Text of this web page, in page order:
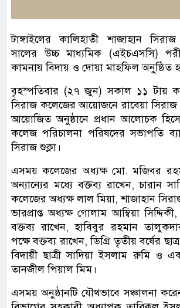
টাঙ্গাইলের কালিহাতী শাজাহান
সালের উচ্চ মাধ্যমিক (এইচএসসি)
কামনায় বিদায় ও দোয়া মাহফিল অনুষ্ঠিত
বৃহস্পতিবার (২৭ জুন) সকাল ১১ টায়
সিরাজ কলেজের আয়োজনে রাবেয়া
আয়োজিত অনুষ্ঠানে প্রধান আলোচক
কলেজ পরিচালনা পরিষদের সভাপতি
সিরাজ শুক্লা।
এসময় কলেজের অধ্যক্ষ মো. মজিবর
অন্যান্যের মধ্যে বক্তব্য রাখেন, চারান
কলেজের অধ্যক্ষ লাল মিয়া, শাজাহান
ভারপ্রাপ্ত অধ্যক্ষ গোলাম আম্বিয়া
বক্তব্য রাখেন, হাবিবুর রহমান
পক্ষে বক্তব্য রাখেন, ডিগ্রি তৃতীয় বর্ষের
বিদায়ী ছাত্রী সাদিয়া ইসলাম রুমি ও
তানজীল পিয়াল মিম।
এসময় অনুষ্ঠানটি যৌথভাবে সঞ্চালনা